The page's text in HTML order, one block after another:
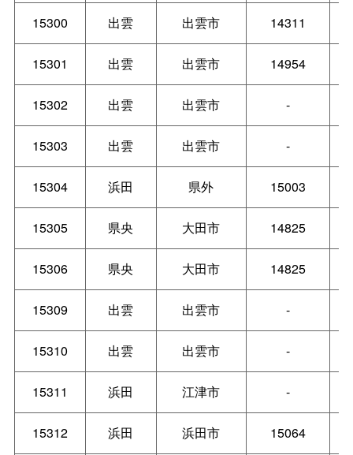
15300 出雲 出雲市 14311
15301 出雲 出雲市 14954
15302 出雲 出雲市 -
15303 出雲 出雲市 -
15304 浜田 県外 15003
15305 県央 大田市 14825
15306 県央 大田市 14825
15309 出雲 出雲市 -
15310 出雲 出雲市 -
15311 浜田 江津市 -
15312 浜田 浜田市 15064